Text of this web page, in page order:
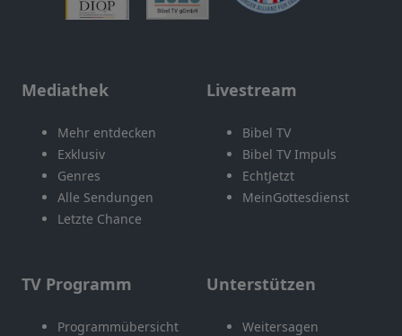
Mediathek
Mehr entdecken
Exklusiv
Genres
Alle Sendungen
Letzte Chance
Livestream
Bibel TV
Bibel TV Impuls
EchtJetzt
MeinGottesdienst
TV Programm
Programmübersicht
Unterstützen
Weitersagen